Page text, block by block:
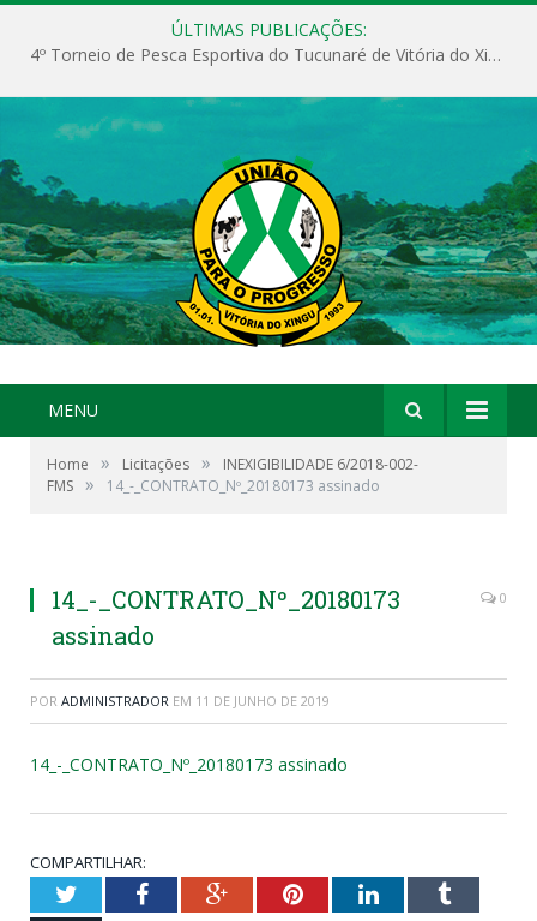
ÚLTIMAS PUBLICAÇÕES:
4º Torneio de Pesca Esportiva do Tucunaré de Vitória do Xingu
MENU
Home » Licitações »
INEXIGIBILIDADE 6/2018-002-
FMS » 14_-_CONTRATO_Nº_20180173 assinado
14_-_CONTRATO_Nº_20180173
assinado
0
POR ADMINISTRADOR EM 11 DE JUNHO DE 2019
14_-_CONTRATO_Nº_20180173 assinado
COMPARTILHAR:
TwitterFacebookGoogle+PinterestLinkedInTumblr